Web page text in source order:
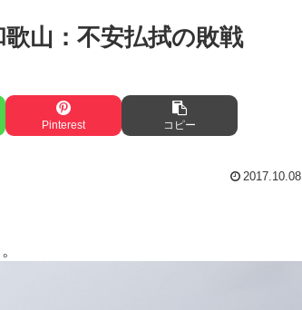
山：不安払拭の敗戦
Pinterest コピー
2017.10.08